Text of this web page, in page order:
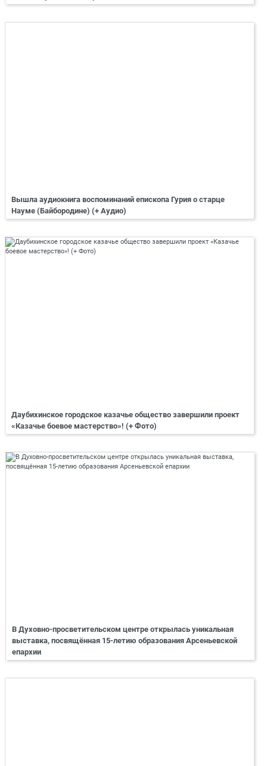
Вышла аудиокнига воспоминаний епископа Гурия о старце
Науме (Байбородине) (+ Аудио)
Даубихинское городское казачье общество завершили проект
«Казачье боевое мастерство»! (+ Фото)
В Духовно-просветительском центре открылась уникальная
выставка, посвящённая 15-летию образования Арсеньевской
епархии